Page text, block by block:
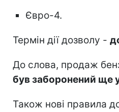
Євро-4.
Термін дії дозволу -
До слова, продаж
був заборонений ще
Також нові правила